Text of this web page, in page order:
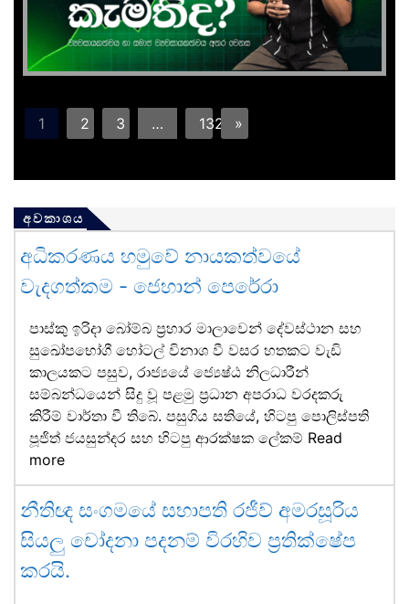
1 2 3 … 132 »
අවකාශය
අධිකරණය හමුවේ නායකත්වයේ
වැදගත්කම - ජෙහාන් පෙරේරා
පාස්කු ඉරිදා බෝම්බ ප්‍රහාර මාලාවෙන් දේවස්ථාන සහ
සුඛෝපභෝගී හෝටල් විනාශ වී වසර හතකට වැඩි
කාලයකට පසුව, රාජ්‍යයේ ජ්‍යෙෂ්ඨ නිලධාරීන්
සම්බන්ධයෙන් සිදු වූ පළමු ප්‍රධාන අපරාධ වරදකරු
කිරීම් වාර්තා වී තිබේ. පසුගිය සතියේ, හිටපු පොලිස්පති
පූජිත් ජයසුන්දර සහ හිටපු ආරක්ෂක ලේකම් Read
more
නීතිඥ සංගමයේ සභාපති රජීව් අමරසූරිය
සියලු චෝදනා පදනම් විරහිව ප්‍රතික්ෂේප
කරයි.